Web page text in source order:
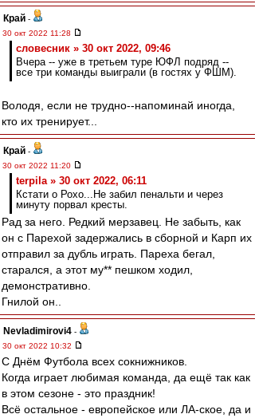
Край -
30 окт 2022 11:28
словесник » 30 окт 2022, 09:46
Вчера -- уже в третьем туре ЮФЛ подряд --
все три команды выиграли (в гостях у ФШМ).
Володя, если не трудно--напоминай иногда,
кто их тренирует...
Край -
30 окт 2022 11:20
terpila » 30 окт 2022, 06:11
Кстати о Рохо...Не забил пенальти и через
минуту порвал кресты.
Рад за него. Редкий мерзавец. Не забыть, как
он с Парехой задержались в сборной и Карп их
отправил за дубль играть. Пареха бегал,
старался, а этот му** пешком ходил,
демонстративно.
Гнилой он..
Nevladimirovi4 -
30 окт 2022 10:32
С Днём Футбола всех сокнижников.
Когда играет любимая команда, да ещё так как
в этом сезоне - это праздник!
Всё остальное - европейское или ЛА-ское, да и